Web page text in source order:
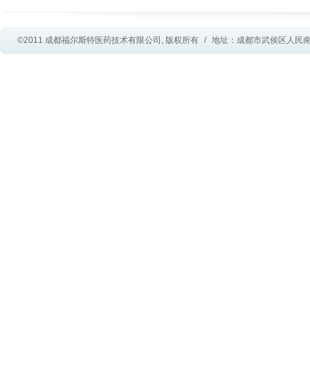
©2011 成都福尔斯特医药技术有限公司, 版权所有 / 地址：成都市武侯区人民